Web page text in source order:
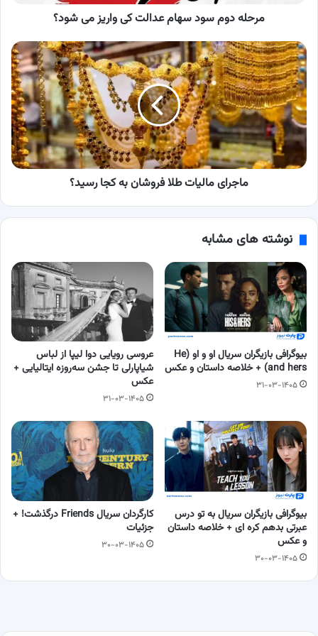
مرحله دوم سود سهام عدالت کی واریز می شود؟
ماجرای
مالیات
طلا
فروشان
به
کجا
رسید؟
ماجرای مالیات طلا فروشان به کجا رسید؟
نوشته های مشابه
بیوگرافی بازیگران سریال او و او (He
and hers) + خلاصه داستان و عکس
۳۱-۰۳-۱۴۰۵
عروسی رویایی دوا لیپا از لباس
شیاپارلی تا جشن سه‌روزه ایتالیایی +
عکس
۳۱-۰۳-۱۴۰۵
بیوگرافی بازیگران سریال به تو درس
عبرتی بدهم کره ای + خلاصه داستان
و عکس
۳۰-۰۳-۱۴۰۵
کارگردان سریال Friends درگذشت! +
جزئیات
۳۰-۰۳-۱۴۰۵